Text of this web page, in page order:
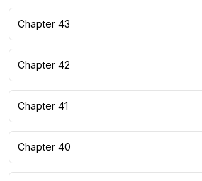
Chapter 43
Chapter 42
Chapter 41
Chapter 40